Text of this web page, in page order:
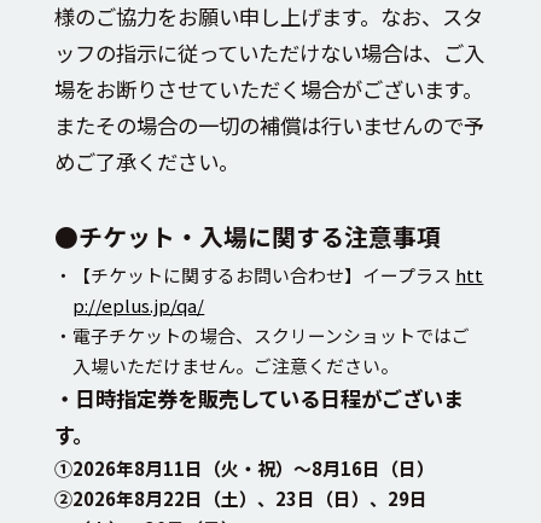
様のご協力をお願い申し上げます。なお、スタ
ッフの指示に従っていただけない場合は、ご入
場をお断りさせていただく場合がございます。
またその場合の一切の補償は行いませんので予
めご了承ください。
●チケット・入場に関する注意事項
・【チケットに関するお問い合わせ】イープラス htt
p://eplus.jp/qa/
・電子チケットの場合、スクリーンショットではご
入場いただけません。ご注意ください。
・日時指定券を販売している日程がございま
す。
①2026年8月11日（火・祝）～8月16日（日）
②2026年8月22日（土）、23日（日）、29日